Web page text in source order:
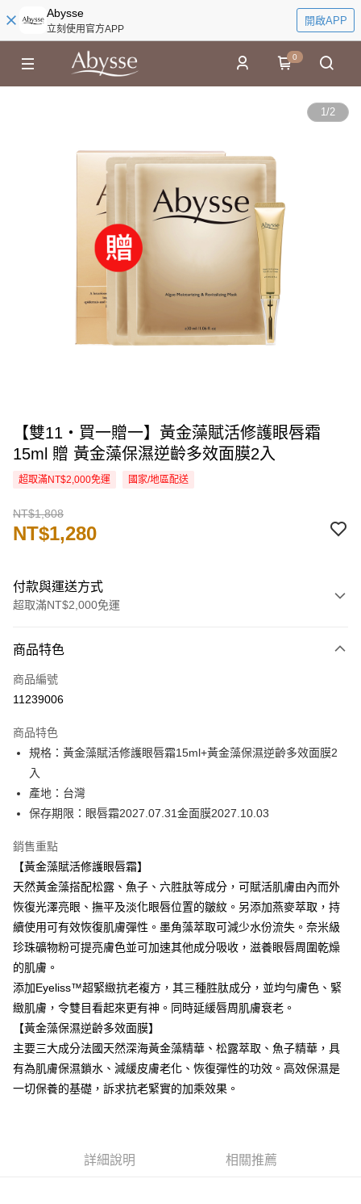
Abysse
立刻使用官方APP
開啟APP
0
1/2
【雙11・買一贈一】黃金藻賦活修護眼唇霜
15ml 贈 黃金藻保濕逆齡多效面膜2入
超取滿NT$2,000免運 國家/地區配送
NT$1,808
NT$1,280
付款與運送方式
超取滿NT$2,000免運
信用卡一次付款
信用卡分期付款
合作金庫商業銀行
華南商業銀行
彰化商業銀行
上海商業儲蓄銀行
國泰世華商業銀行
臺灣中小企業銀行
台中商業銀行
聯邦商業銀行
元大商業銀行
台新國際商業銀行
中國信託商業銀行
台灣樂天信用卡公司
6 期 0 利率 每期
華南商業銀行
上海商業儲蓄銀行
國泰世華商業銀行
兆豐國際商業銀行
匯豐（台灣）商業銀行
聯邦商業銀行
元大商業銀行
永豐商業銀行
玉山商業銀行
星展（台灣）商業銀行
台灣樂天信用卡公司
超商取貨付款
LINE Pay
街口支付
悠遊付
全盈+PAY
運送方式
全家取貨付款
每筆NT$80，滿NT$2,000(含以上)免運費
付款後全家取貨
每筆NT$80，滿NT$2,000(含以上)免運費
商品特色
商品編號
11239006
商品特色
規格：黃金藻賦活修護眼唇霜15ml+黃金藻保濕逆齡多效面膜2
入
產地：台灣
保存期限：眼唇霜2027.07.31金面膜2027.10.03
銷售重點
【黃金藻賦活修護眼唇霜】
天然黃金藻搭配松露、魚子、六胜肽等成分，可賦活肌膚由內而外
恢復光澤亮眼、撫平及淡化眼唇位置的皺紋。另添加燕麥萃取，持
續使用可有效恢復肌膚彈性。墨角藻萃取可減少水份流失。奈米級
珍珠礦物粉可提亮膚色並可加速其他成分吸收，滋養眼唇周圍乾燥
的肌膚。
添加Eyeliss™超緊緻抗老複方，其三種胜肽成分，並均勻膚色、緊
緻肌膚，令雙目看起來更有神。同時延緩唇周肌膚衰老。
【黃金藻保濕逆齡多效面膜】
主要三大成分法國天然深海黃金藻精華、松露萃取、魚子精華，具
有為肌膚保濕鎖水、減緩皮膚老化、恢復彈性的功效。高效保濕是
一切保養的基礎，訴求抗老緊實的加乘效果。
詳細說明 相關推薦